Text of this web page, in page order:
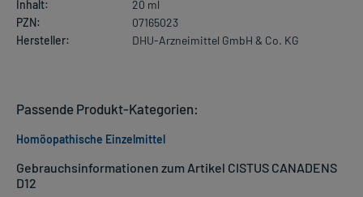
Inhalt:
20 ml
PZN:
07165023
Hersteller:
DHU-Arzneimittel GmbH & Co. KG
Gebrauchsinformationen zum Artikel CISTUS CANADENS
D12
Passende Produkt-Kategorien:
Homöopathische Einzelmittel